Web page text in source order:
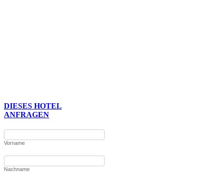
DIESES HOTEL
ANFRAGEN
Vorname
Nachname